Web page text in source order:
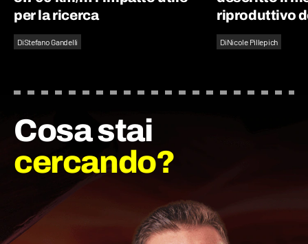
per la ricerca
DiStefano Gandelli
riproduttivo
DiNicole Pillepich
Cosa stai
cercando?